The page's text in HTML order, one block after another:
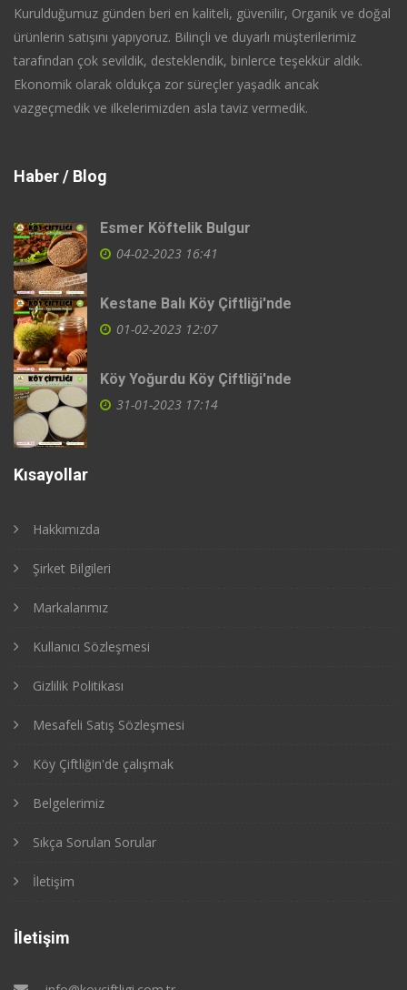
Kurulduğumuz günden beri en kaliteli, güvenilir, Organik ve doğal
ürünlerin satışını yapıyoruz. Bilinçli ve duyarlı müşterilerimiz
tarafından çok sevildik, desteklendik, binlerce teşekkür aldık.
Ekonomik olarak oldukça zor süreçler yaşadık ancak
vazgeçmedik ve ilkelerimizden asla taviz vermedik.
Haber / Blog
Esmer Köftelik Bulgur
04-02-2023 16:41
Kestane Balı Köy Çiftliği'nde
01-02-2023 12:07
Köy Yoğurdu Köy Çiftliği'nde
31-01-2023 17:14
Kısayollar
Hakkımızda
Şirket Bilgileri
Markalarımız
Kullanıcı Sözleşmesi
Gizlilik Politikası
Mesafeli Satış Sözleşmesi
Köy Çiftliğin'de çalışmak
Belgelerimiz
Sıkça Sorulan Sorular
İletişim
İletişim